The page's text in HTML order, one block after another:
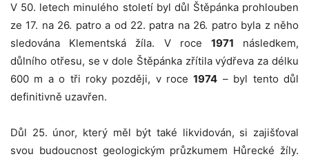
V 50. letech minulého století byl důl Štěpánka prohlouben
ze 17. na 26. patro a od 22. patra na 26. patro byla z něho
sledována Klementská žíla. V roce 1971 následkem,
důlního otřesu, se v dole Štěpánka zřítila výdřeva za délku
600 m a o tři roky později, v roce1974 – byl tento důl
definitivně uzavřen.
Důl 25. únor, který měl být také likvidován, si zajišťoval
svou budoucnost geologickým průzkumem Hůrecké žíly.